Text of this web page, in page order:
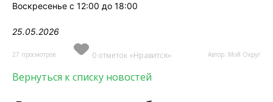
Воскресенье с 12:00 до 18:00
25.05.2026
27 просмотров 0 отметок «Нравится» Автор: Мой Округ
Вернуться к списку новостей